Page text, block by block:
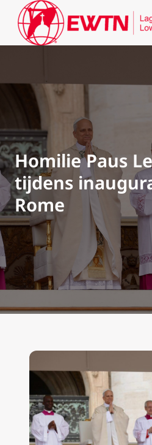
Homilie Paus
tijdens
Rome